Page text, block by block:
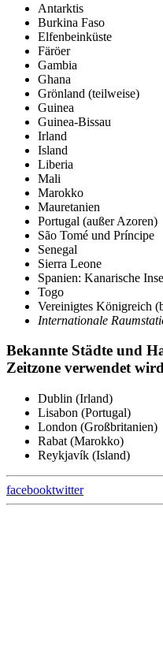
Antarktis
Burkina Faso
Elfenbeinküste
Färöer
Gambia
Ghana
Grönland (teilweise)
Guinea
Guinea-Bissau
Irland
Island
Liberia
Mali
Marokko
Mauretanien
Portugal (außer Azoren)
São Tomé und Príncipe
Senegal
Sierra Leone
Spanien: Kanarische
Togo
Vereinigtes Königreich
Internationale
Bekannte Städte und
Zeitzone verwendet
Dublin (Irland)
Lisabon (Portugal)
London (Großbritanien)
Rabat (Marokko)
Reykjavík (Island)
facebooktwitter